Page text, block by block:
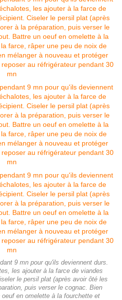
9 mn pour qu'ils deviennent durs.
les ajouter à la farce de viandes
le persil plat (après avoir ôté les
puis verser le cognac. Bien
en omelette à la fourchette et